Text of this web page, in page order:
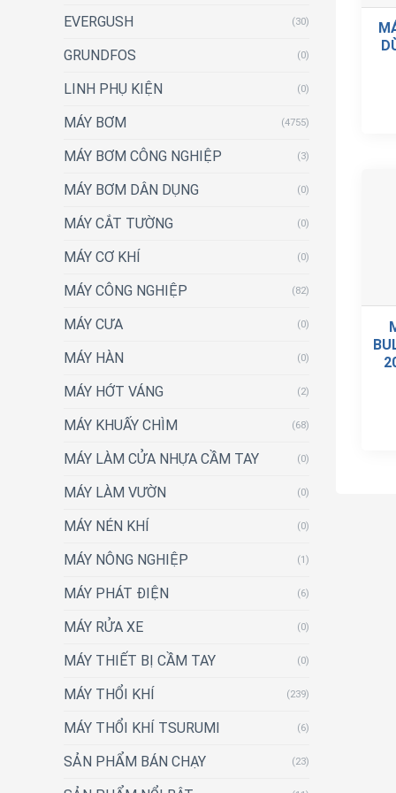
EVERGUSH (30)
GRUNDFOS (0)
LINH PHỤ KIỆN (0)
MÁY BƠM (4755)
MÁY BƠM CÔNG NGHIỆP (3)
MÁY BƠM DÂN DỤNG (0)
MÁY CẮT TƯỜNG (0)
MÁY CƠ KHÍ (0)
MÁY CÔNG NGHIỆP (82)
MÁY CƯA (0)
MÁY HÀN (0)
MÁY HỚT VÁNG (2)
MÁY KHUẤY CHÌM (68)
MÁY LÀM CỬA NHỰA CẦM TAY (0)
MÁY LÀM VƯỜN (0)
MÁY NÉN KHÍ (0)
MÁY NÔNG NGHIỆP (1)
MÁY PHÁT ĐIỆN (6)
MÁY RỬA XE (0)
MÁY THIẾT BỊ CẦM TAY (0)
MÁY THỔI KHÍ (239)
MÁY THỔI KHÍ TSURUMI (6)
SẢN PHẨM BÁN CHẠY (23)